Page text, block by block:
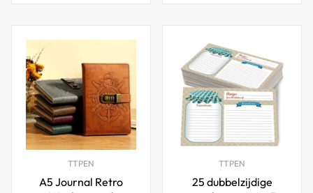
TTPEN
A5 Journal Retro
TTPEN
25 dubbelzijdige